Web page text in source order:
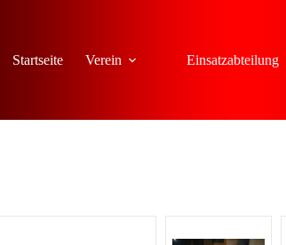
Startseite
Verein Einsatzabteilung